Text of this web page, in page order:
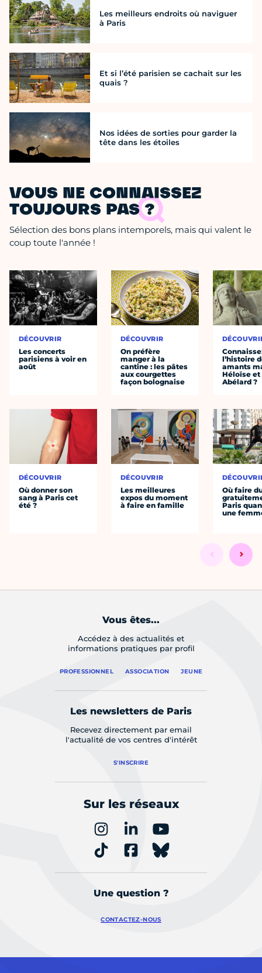
Les meilleurs endroits où naviguer
à Paris
Et si l’été parisien se cachait sur les
quais ?
Nos idées de sorties pour garder la
tête dans les étoiles
VOUS NE CONNAISSEZ
TOUJOURS PAS ?
Sélection des bons plans intemporels, mais qui valent le
coup toute l'année !
DÉCOUVRIR
Les concerts
parisiens à voir en
août
DÉCOUVRIR
Où donner son
sang à Paris cet
été ?
DÉCOUVRIR
On préfère
manger à la
cantine : les pâtes
aux courgettes
façon bolognaise
DÉCOUVRIR
Les meilleures
expos du moment
à faire en famille
l’histoire
amants
Héloïse et
Abélard ?
Où faire
Paris
une
Vous êtes...
Accédez à des actualités et
informations pratiques par profil
PROFESSIONNEL ASSOCIATION JEUNE
Les newsletters de Paris
Recevez directement par email
l'actualité de vos centres d'intérêt
S'INSCRIRE
Sur les réseaux
Une question ?
CONTACTEZ-NOUS